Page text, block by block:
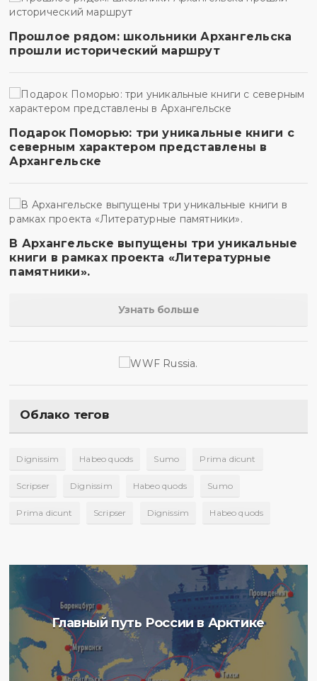
Прошлое рядом: школьники Архангельска
прошли исторический маршрут
Подарок Поморью: три уникальные книги с
северным характером представлены в
Архангельске
В Архангельске выпущены три уникальные
книги в рамках проекта «Литературные
памятники».
Узнать больше
Облако тегов
Dignissim Habeo quods Sumo Prima dicunt
Scripser Dignissim Habeo quods Sumo
Prima dicunt Scripser Dignissim Habeo quods
Главный путь России в Арктике